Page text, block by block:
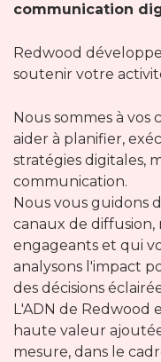
communication
Redwood
soutenir votre
Nous sommes à
aider à planifier,
stratégies digitales,
communication.
Nous vous guidons
canaux de diffusion,
engageants et qui
analysons l'impact
des décisions
L'ADN de Redwood
haute valeur
mesure, dans le